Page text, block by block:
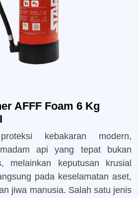
AFFF Foam 6 Kg
kebakaran modern,
api yang tepat bukan
melainkan keputusan krusial
pada keselamatan aset,
jiwa manusia. Salah satu jenis